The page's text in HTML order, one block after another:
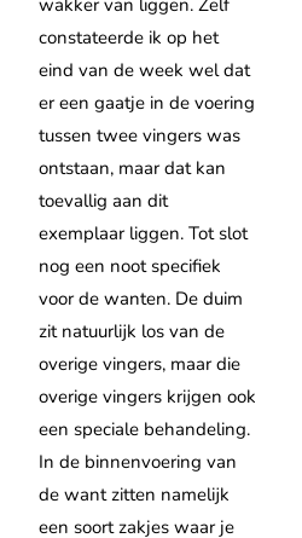
wakker van liggen. Zelf
constateerde ik op het
eind van de week wel dat
er een gaatje in de voering
tussen twee vingers was
ontstaan, maar dat kan
toevallig aan dit
exemplaar liggen. Tot slot
nog een noot specifiek
voor de wanten. De duim
zit natuurlijk los van de
overige vingers, maar die
overige vingers krijgen ook
een speciale behandeling.
In de binnenvoering van
de want zitten namelijk
een soort zakjes waar je